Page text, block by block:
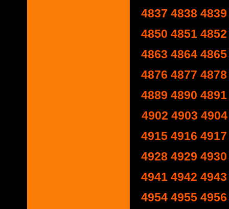
4837 4838 4839
4850 4851 4852
4863 4864 4865
4876 4877 4878
4889 4890 4891
4902 4903 4904
4915 4916 4917
4928 4929 4930
4941 4942 4943
4954 4955 4956